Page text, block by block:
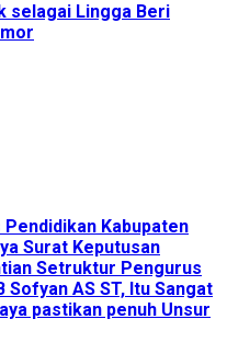
selagai Lingga Beri
Kabupaten
Surat Keputusan
Setruktur Pengurus
Sofyan AS ST, Itu Sangat
pastikan penuh Unsur